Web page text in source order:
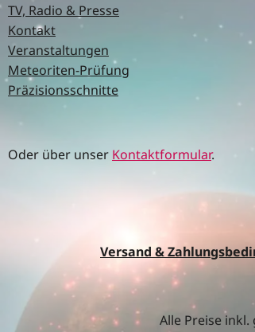
TV, Radio & Presse
Kontakt
Veranstaltungen
Meteoriten-Prüfung
Präzisionsschnitte
Oder über unser Kontaktformular.
Versand &
Alle Preise